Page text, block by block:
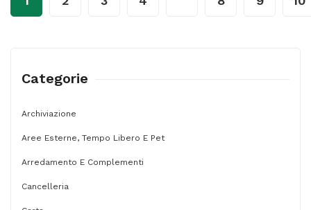
quantità
Categorie
Archiviazione
Aree Esterne, Tempo Libero E Pet
Arredamento E Complementi
Cancelleria